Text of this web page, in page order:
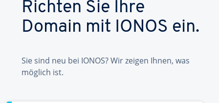
Richten Sie Ihre
Domain mit IONOS ein.
Sie sind neu bei IONOS? Wir zeigen Ihnen, was
möglich ist.